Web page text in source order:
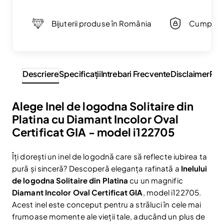
Bijuterii produse în România
DescriereSpecificaţiiIntrebari FrecventeDisclaimer
Alege Inel de logodna Solitaire din
Platina cu Diamant Incolor Oval
Certificat GIA - model i122705
Îți dorești un inel de logodnă care să reflecte iubirea ta
pură și sinceră? Descoperă eleganța rafinată a Inelului
de logodna Solitaire din Platina cu un magnific
Diamant Incolor Oval Certificat GIA , model i122705.
Acest inel este conceput pentru a străluci în cele mai
frumoase momente ale vieții tale, aducând un plus de